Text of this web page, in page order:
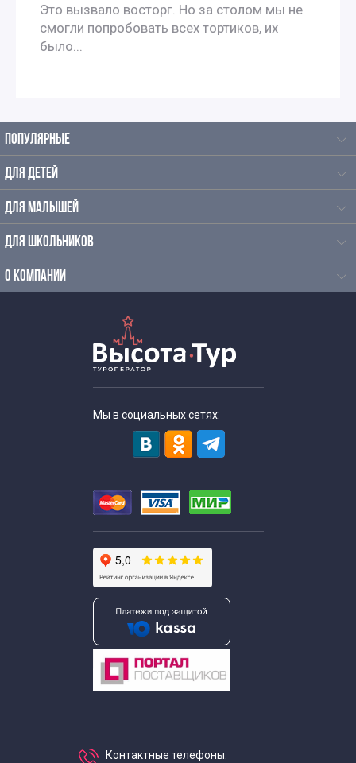
Это вызвало восторг. Но за столом мы не
смогли попробовать всех тортиков, их
было...
ПОПУЛЯРНЫЕ
ДЛЯ ДЕТЕЙ
ДЛЯ МАЛЫШЕЙ
ДЛЯ ШКОЛЬНИКОВ
О КОМПАНИИ
Мы в социальных сетях:
Контактные телефоны: